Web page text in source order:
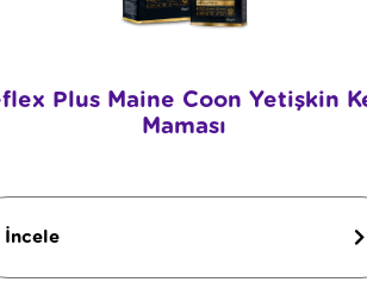
Plus Maine Coon Yetişkin
Maması
İncele